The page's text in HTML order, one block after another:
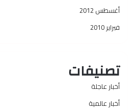
أغسطس 2012
فبراير 2010
تصنيفات
أخبار عاجلة
أخبار عالمية